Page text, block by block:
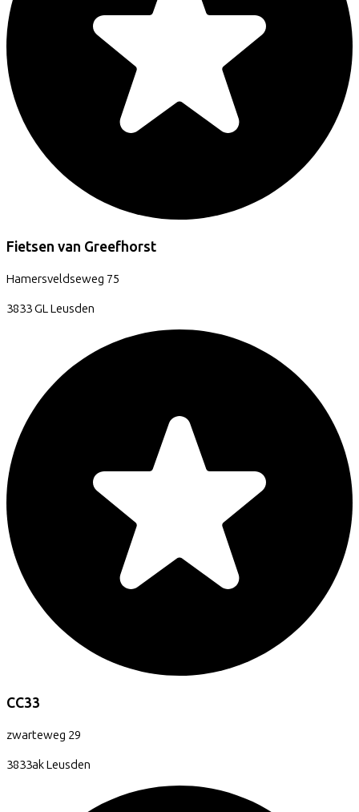
Fietsen van Greefhorst
Hamersveldseweg 75
3833 GLLeusden
CC33
zwarteweg 29
3833akLeusden